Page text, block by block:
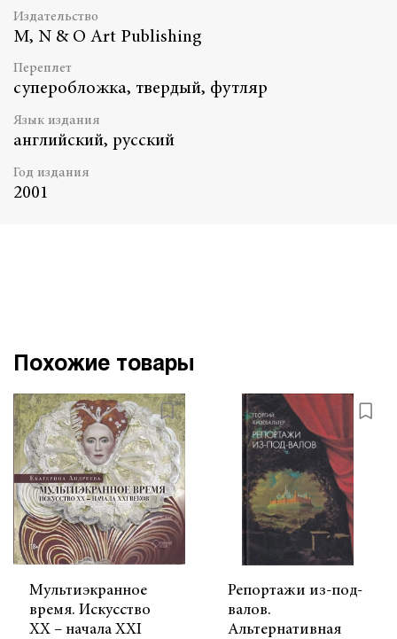
Издательство
M, N & O Art Publishing
Переплет
суперобложка, твердый, футляр
Язык издания
английский, русский
Год издания
2001
Похожие товары
Мультиэкранное
время. Искусство
ХХ – начала XXI
Репортажи из-под-
валов.
Альтернативная